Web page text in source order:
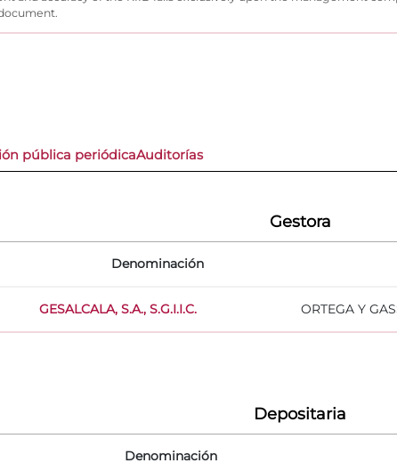
pública periódicaAuditorías
Gestora
Denominación
GESALCALA, S.A., S.G.I.I.C. ORTEGA Y
Depositaria
Denominación